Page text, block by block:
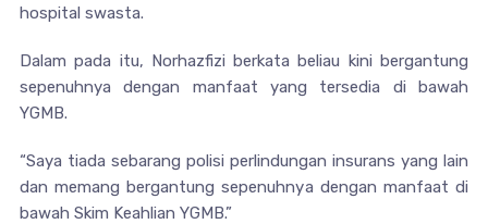
hospital swasta.
Dalam pada itu, Norhazfizi berkata beliau kini bergantung
sepenuhnya dengan manfaat yang tersedia di bawah
YGMB.
“Saya tiada sebarang polisi perlindungan insurans yang lain
dan memang bergantung sepenuhnya dengan manfaat di
bawah Skim Keahlian YGMB.”